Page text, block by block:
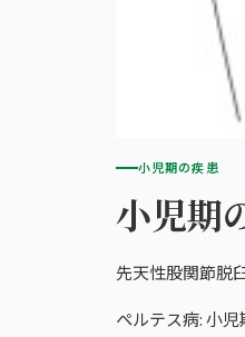
小児期の疾患
小児期
先天性股関節脱
ペルテス病: 小